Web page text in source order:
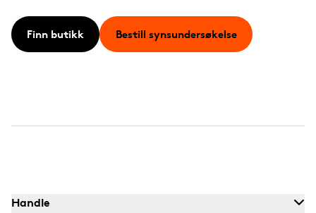
Finn butikk Bestill synsundersøkelse
Handle